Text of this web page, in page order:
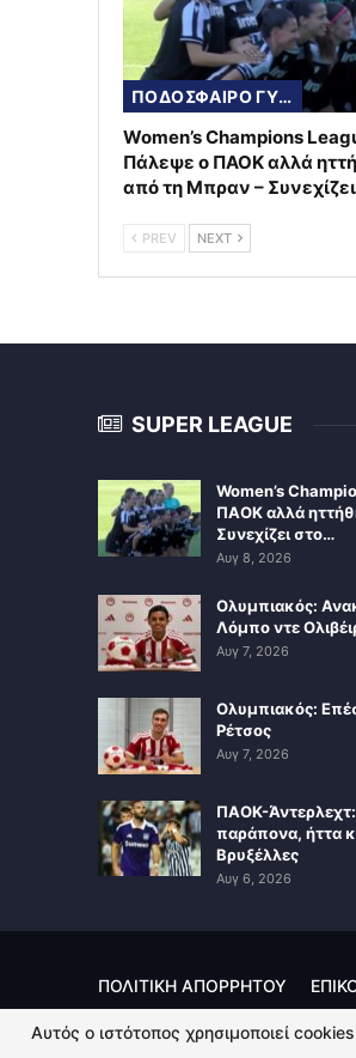
ΠΟΔΟΣΦΑΙΡΟ ΓΥΝΑΙΚΩΝ
Women’s Champions
Πάλεψε ο ΠΑΟΚ αλλά
από τη Μπραν –
PREV NEXT
SUPER LEAGUE
Women’s
ΠΑΟΚ αλλά
Συνεχίζει στο…
Αυγ 8, 2026
Ολυμπιακός:
Λόμπο ντε
Αυγ 7, 2026
Ολυμπιακός:
Ρέτσος
Αυγ 7, 2026
ΠΑΟΚ-Άντερλεχτ:
παράπονα, ήττα
Βρυξέλλες
Αυγ 6, 2026
ΠΟΛΙΤΙΚΗ ΑΠΟΡΡΗΤΟΥ
© 2026 - Kingsport.gr. All Rights
Αυτός ο ιστότοπος χρησιμοποιεί